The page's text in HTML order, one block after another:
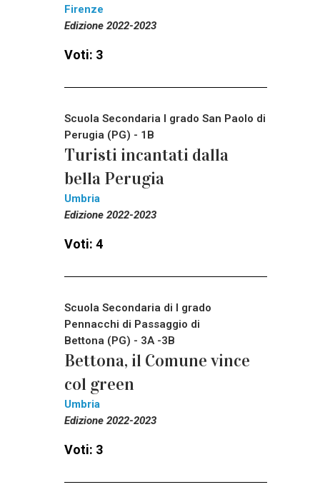
Firenze
Edizione 2022-2023
Voti: 3
Scuola Secondaria I grado San Paolo di
Perugia (PG) - 1B
Turisti incantati dalla
bella Perugia
Umbria
Edizione 2022-2023
Voti: 4
Scuola Secondaria di I grado
Pennacchi di Passaggio di
Bettona (PG) - 3A -3B
Bettona, il Comune vince
col green
Umbria
Edizione 2022-2023
Voti: 3